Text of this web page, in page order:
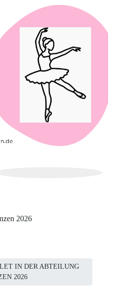
2026
IN DER ABTEILUNG
2026